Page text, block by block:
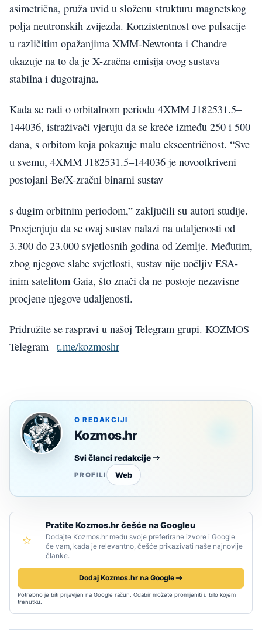
asimetrična, pruža uvid u složenu strukturu magnetskog
polja neutronskih zvijezda. Konzistentnost ove pulsacije
u različitim opažanjima XMM-Newtonta i Chandre
ukazuje na to da je X-zračna emisija ovog sustava
stabilna i dugotrajna.
Kada se radi o orbitalnom periodu 4XMM J182531.5–
144036, istraživači vjeruju da se kreće između 250 i 500
dana, s orbitom koja pokazuje malu ekscentričnost. “Sve
u svemu, 4XMM J182531.5–144036 je novootkriveni
postojani Be/X-zračni binarni sustav
s dugim orbitnim periodom,” zaključili su autori studije.
Procjenjuju da se ovaj sustav nalazi na udaljenosti od
3.300 do 23.000 svjetlosnih godina od Zemlje. Međutim,
zbog njegove slabe svjetlosti, sustav nije uočljiv ESA-
inim satelitom Gaia, što znači da ne postoje nezavisne
procjene njegove udaljenosti.
Pridružite se raspravi u našoj Telegram grupi. KOZMOS
Telegram –t.me/kozmoshr
O REDAKCIJI
Kozmos.hr
Svi članci redakcije
PROFILI Web
Pratite Kozmos.hr češće na Googleu
Dodajte Kozmos.hr među svoje preferirane izvore i Google
će vam, kada je relevantno, češće prikazivati naše najnovije
članke.
Dodaj Kozmos.hr na Google
Potrebno je biti prijavljen na Google račun. Odabir možete promijeniti u bilo kojem
trenutku.